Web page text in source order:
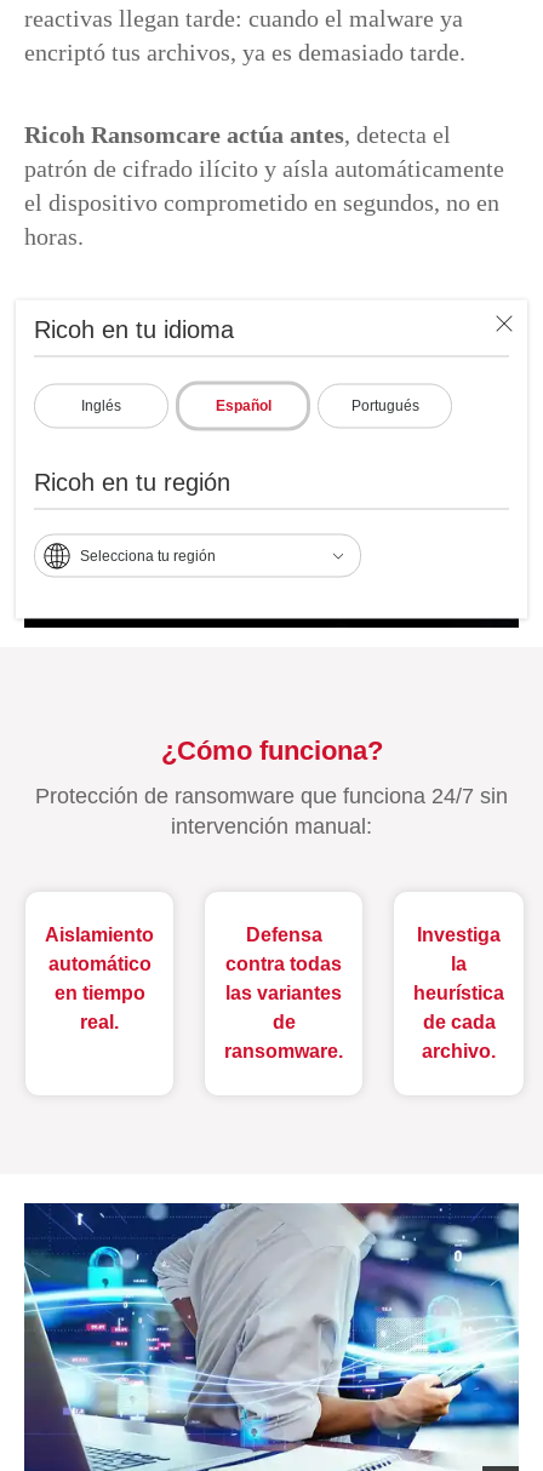
Ricoh en tu idioma
Inglés Español Portugués
Ricoh en tu región
Selecciona tu región
reactivas llegan tarde: cuando el malware ya
encriptó tus archivos, ya es demasiado tarde.
Ricoh Ransomcare actúa antes, detecta el
patrón de cifrado ilícito y aísla automáticamente
el dispositivo comprometido en segundos, no en
horas.
¿Cómo funciona?
Protección de ransomware que funciona 24/7 sin
intervención manual:
Aislamiento
automático
en tiempo
real.
Defensa
contra todas
las variantes
de
ransomware.
Investiga
la
heurística
de cada
archivo.